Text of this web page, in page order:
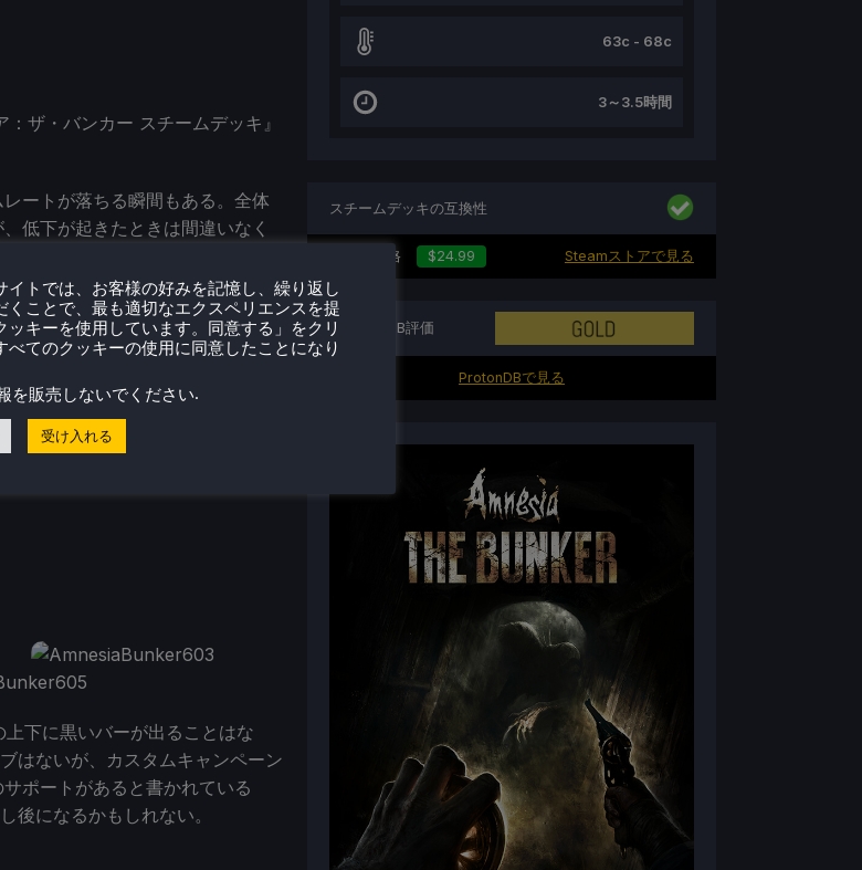
ートが落ちる瞬間もある。全体
低下が起きたときは間違いなく
下げる必要がありますが、FSRは
レームレートを維持するために
下に黒いバーが出ることはな
はないが、カスタムキャンペーン
ポートがあると書かれている
後になるかもしれない。
63c - 68c
3～3.5時間
スチームデッキの互換性
現在の価格 $24.99 Steamストアで見る
プロトンDB評価
ProtonDBで見る
イトでは、お客様の好みを記憶し、繰り返し
くことで、最も適切なエクスペリエンスを提
ッキーを使用しています。同意する」をクリ
べてのクッキーの使用に同意したことになり
を販売しないでください.
受け入れる